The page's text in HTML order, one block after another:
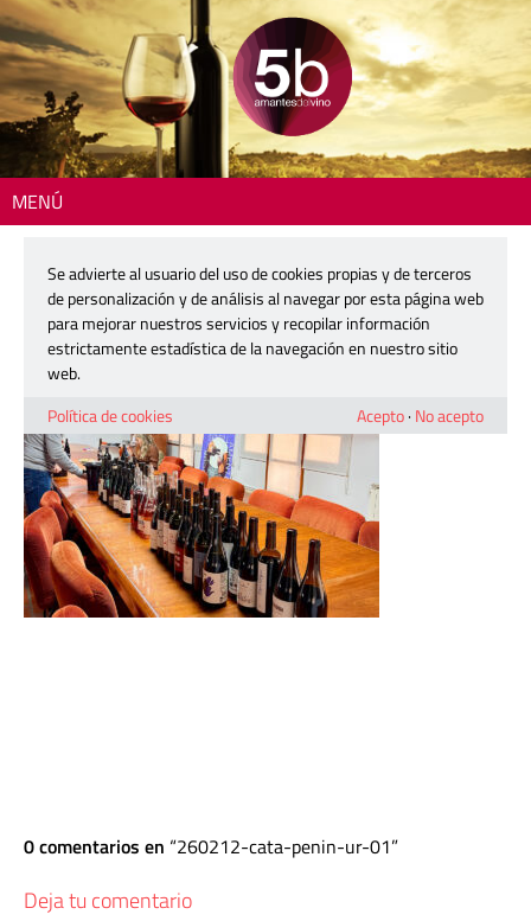
MENÚ
260212-cata-penin-ur-01
12 febrero, 2026
0 comentarios en 260212-cata-penin-ur-01
Deja tu comentario
Se advierte al usuario del uso de cookies propias y de terceros
de personalización y de análisis al navegar por esta página web
para mejorar nuestros servicios y recopilar información
estrictamente estadística de la navegación en nuestro sitio
web.
Política de cookies
Acepto· No acepto